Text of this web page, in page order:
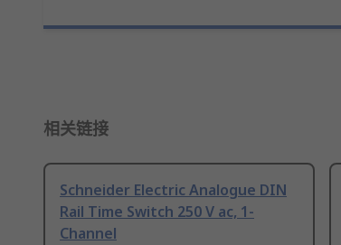
相关链接
Schneider Electric Analogue DIN
Rail Time Switch 250 V ac, 1-
Channel